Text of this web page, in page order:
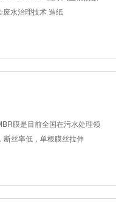
水治理技术 造纸
膜是目前全国在污水处理领
丝率低，单根膜丝拉伸